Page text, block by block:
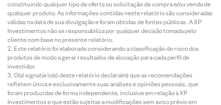
constituindo qualquer tipo de oferta ou solicitação de compra e/ou venda de
qualquer produto. As informações contidas neste relatório são consideradas
válidas na data de sua divulgação e foram obtidas de fontes públicas. A XP
Investimentos não se responsabiliza por qualquer decisão tomada pelo
cliente com base no presente relatório.
Este relatório foi elaborado considerando a classificação de risco dos
produtos de modo a gerar resultados de alocação para cada perfil de
investidor.
O(s) signatário(s) deste relatório declara(m) que as recomendações
refletem única e exclusivamente suas análises e opiniões pessoais, que
foram produzidas de forma independente, inclusive em relação à XP
Investimentos e que estão sujeitas a modificações sem aviso prévio em